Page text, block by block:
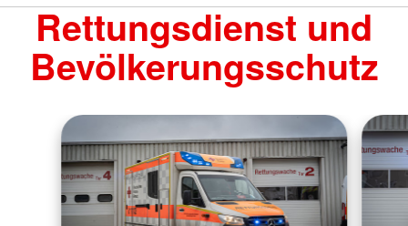
Rettungsdienst und
Bevölkerungsschutz